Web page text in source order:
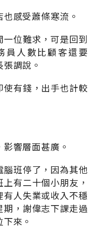
感受蕭條寒流。
一位難求，可是回到
員人數比顧客還要
調說。
有錢，出手也計較
響層面甚廣。
班停了，因為其他
有二十個小朋友，
人失業或收入不穩
，謝偉志下課走過
來。